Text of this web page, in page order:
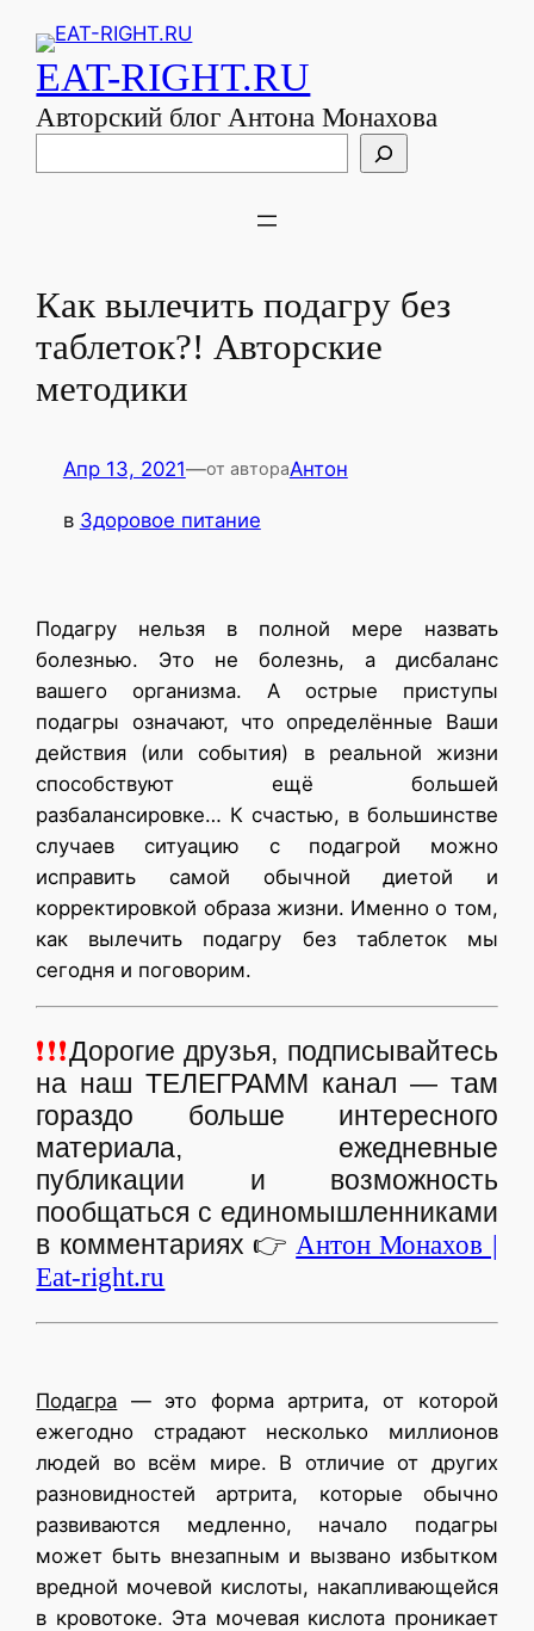
EAT-RIGHT.RU
Авторский блог Антона Монахова
Как вылечить подагру без
таблеток?! Авторские
методики
Апр 13, 2021—от автораАнтон
в Здоровое питание
Подагру нельзя в полной мере назвать
болезнью. Это не болезнь, а дисбаланс
вашего организма. А острые приступы
подагры означают, что определённые Ваши
действия (или события) в реальной жизни
способствуют ещё большей
разбалансировке… К счастью, в большинстве
случаев ситуацию с подагрой можно
исправить самой обычной диетой и
корректировкой образа жизни. Именно о том,
как вылечить подагру без таблеток мы
сегодня и поговорим.
❗❗❗Дорогие друзья, подписывайтесь
на наш ТЕЛЕГРАММ канал — там
гораздо больше интересного
материала, ежедневные
публикации и возможность
пообщаться с единомышленниками
в комментариях 👉Антон Монахов |
Eat-right.ru
Подагра — это форма артрита, от которой
ежегодно страдают несколько миллионов
людей во всём мире. В отличие от других
разновидностей артрита, которые обычно
развиваются медленно, начало подагры
может быть внезапным и вызвано избытком
вредной мочевой кислоты, накапливающейся
в кровотоке. Эта мочевая кислота проникает